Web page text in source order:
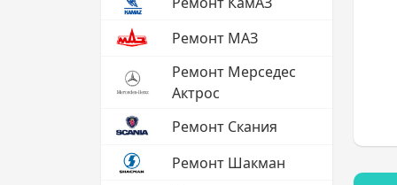
Ремонт МАЗ
Ремонт Мерседес
Актрос
Ремонт Скания
Ремонт Шакман